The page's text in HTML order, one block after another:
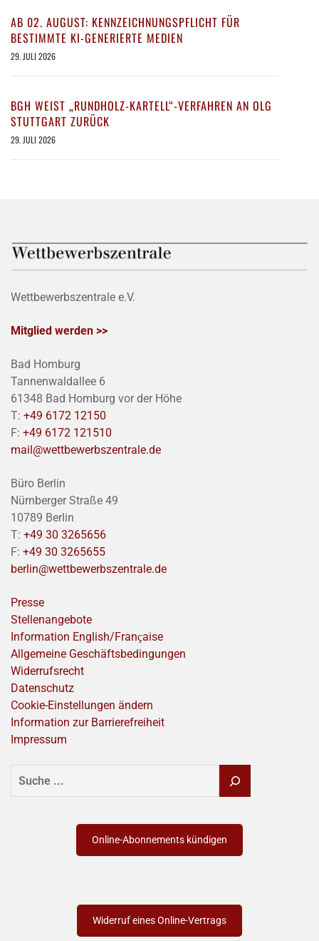
AB 02. AUGUST: KENNZEICHNUNGSPFLICHT FÜR
BESTIMMTE KI-GENERIERTE MEDIEN
29. JULI 2026
BGH WEIST „RUNDHOLZ-KARTELL“-VERFAHREN AN OLG
STUTTGART ZURÜCK
29. JULI 2026
Wettbewerbszentrale e.V.
Mitglied werden >>
Bad Homburg
Tannenwaldallee 6
61348 Bad Homburg vor der Höhe
T: +49 6172 12150
F: +49 6172 121510
mail@wettbewerbszentrale.de
Büro Berlin
Nürnberger Straße 49
10789 Berlin
T: +49 30 3265656
F: +49 30 3265655
berlin@wettbewerbszentrale.de
Presse
Stellenangebote
Information English/Franҫaise
Allgemeine Geschäftsbedingungen
Widerrufsrecht
Datenschutz
Cookie-Einstellungen ändern
Information zur Barrierefreiheit
Impressum
SUCHEN
Online-Abonnements kündigen
Widerruf eines Online-Vertrags